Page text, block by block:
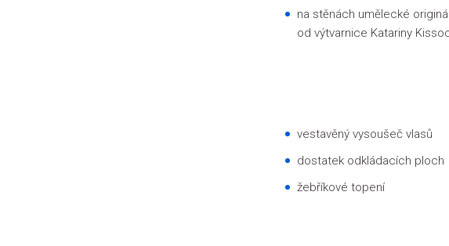
na stěnách umělecké
od výtvarnice Katariny
vestavěný vysoušeč vlasů
dostatek odkládacích ploch
žebříkové topení